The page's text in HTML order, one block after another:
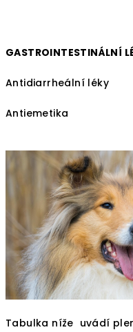
GASTROINTESTINÁLNÍ
Antidiarrheální léky
Antiemetika
Tabulka níže uvádí